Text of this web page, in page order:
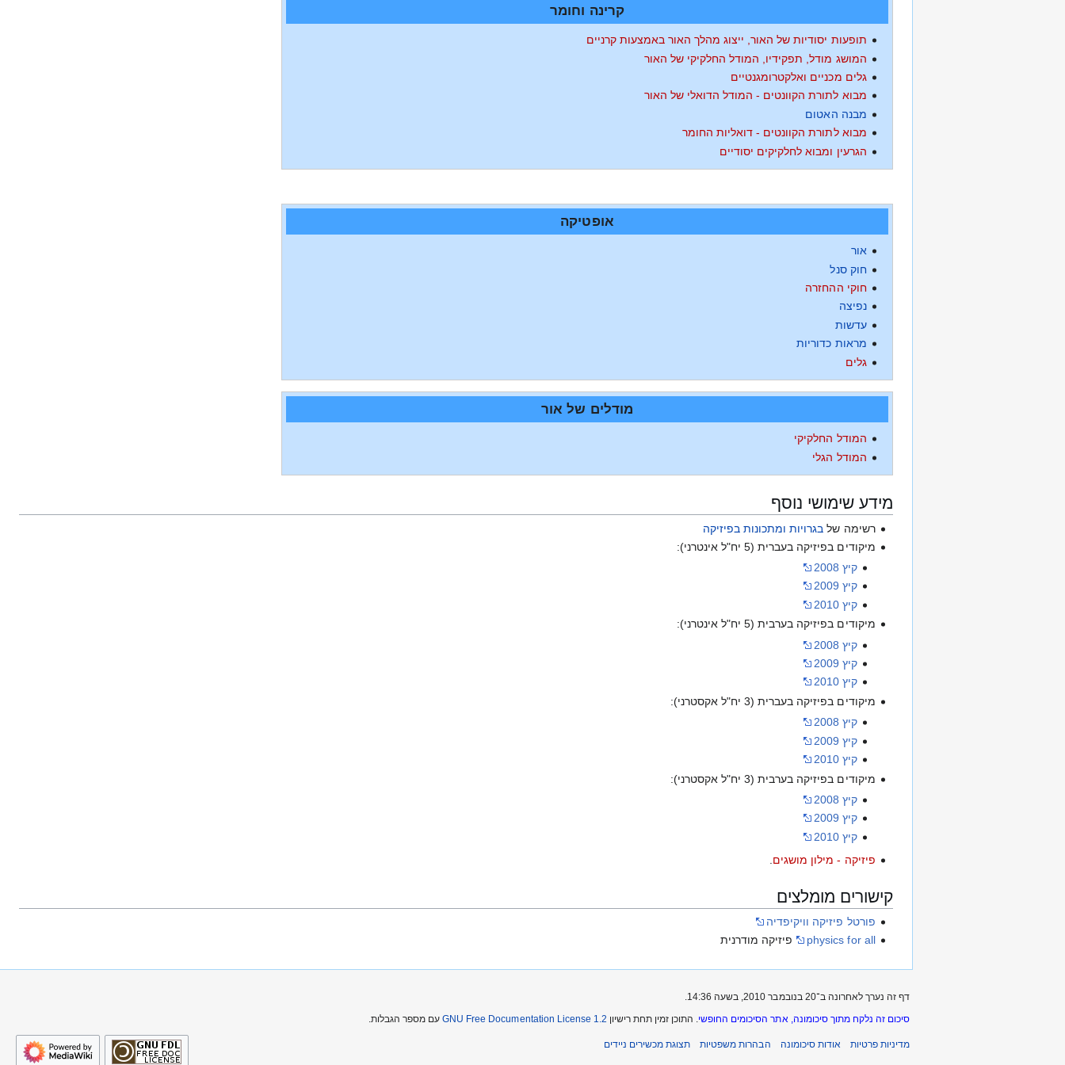
קרינה וחומר
תופעות יסודיות של האור, ייצוג מהלך האור באמצעות קרניים
המושג מודל, תפקידיו, המודל החלקיקי של האור
גלים מכניים ואלקטרומגנטיים
מבוא לתורת הקוונטים - המודל הדואלי של האור
מבנה האטום
מבוא לתורת הקוונטים - דואליות החומר
הגרעין ומבוא לחלקיקים יסודיים
אופטיקה
אור
חוק סנל
חוקי ההחזרה
נפיצה
עדשות
מראות כדוריות
גלים
מודלים של אור
המודל החלקיקי
המודל הגלי
מידע שימושי נוסף
רשימה של בגרויות ומתכונות בפיזיקה
מיקודים בפיזיקה בעברית (5 יח"ל אינטרני):
קיץ 2008
קיץ 2009
קיץ 2010
מיקודים בפיזיקה בערבית (5 יח"ל אינטרני):
קיץ 2008
קיץ 2009
קיץ 2010
מיקודים בפיזיקה בעברית (3 יח"ל אקסטרני):
קיץ 2008
קיץ 2009
קיץ 2010
מיקודים בפיזיקה בערבית (3 יח"ל אקסטרני):
קיץ 2008
קיץ 2009
קיץ 2010
פיזיקה - מילון מושגים
קישורים מומלצים
פורטל פיזיקה וויקיפדיה
physics for all
פיזיקה מודרנית
דף זה נערך לאחרונה ב־20 בנובמבר 2010, בשעה 14:36.
סיכום זה נלקח מתוך סיכומונה, אתר הסיכומים החופשי. התוכן זמין תחת רישיון GNU Free Documentation License 1.2עם מספר הגבלות.
מדיניות פרטיות אודות סיכומונה הבהרות משפטיות תצוגת מכשירים ניידים